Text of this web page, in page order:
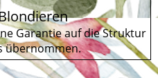
Garantie auf die Struktur
übernommen.